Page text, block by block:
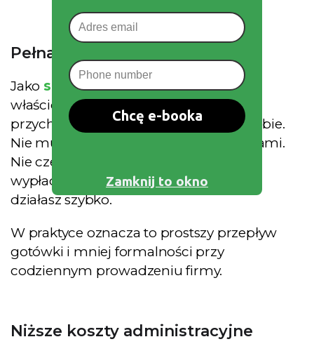
Pełna kontrola nad finansami
Jako sole trader jesteś jedynym
właścicielem swojej firmy. Wszystkie
przychody trafiają bezpośrednio do Ciebie.
Nie musisz dzielić zysków z udziałowcami.
Nie czekasz na uchwałę zarządu, żeby
wypłacić pieniądze. Decydujesz sam i
działasz szybko.
W praktyce oznacza to prostszy przepływ
gotówki i mniej formalności przy
codziennym prowadzeniu firmy.
Niższe koszty administracyjne
Chcę e-booka
Zamknij to okno